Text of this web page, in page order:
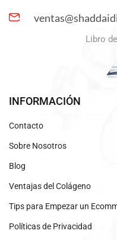
Libro
INFORMACIÓN
Contacto
Sobre Nosotros
Blog
Ventajas del Colágeno
Tips para Empezar un
Políticas de Privacidad